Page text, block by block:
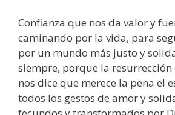
Confianza que nos da valor y
caminando por la vida, para
por un mundo más justo y
siempre, porque la resurrección
nos dice que merece la pena el
todos los gestos de amor y